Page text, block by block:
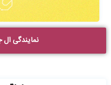
نمایندگی